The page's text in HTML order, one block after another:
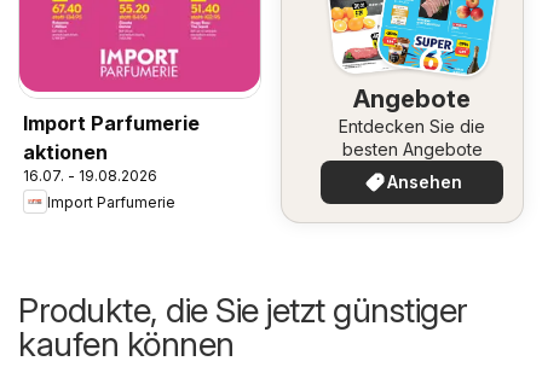
Import Parfumerie
aktionen
16.07. - 19.08.2026
Import Parfumerie
Angebote
Entdecken Sie die
besten Angebote
Ansehen
Produkte, die Sie jetzt günstiger
kaufen können